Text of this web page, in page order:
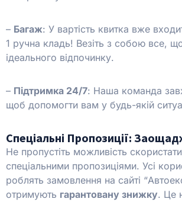
– Багаж: У вартість квитка вже
1 ручна кладь! Везіть з собою все,
ідеального відпочинку.
– Підтримка 24/7: Наша команда
щоб допомогти вам у будь-якій
Спеціальні Пропозиції:
Не пропустіть можливість
спеціальними пропозиціями. Усі
роблять замовлення на сайті
отримують гарантовану знижку. Це